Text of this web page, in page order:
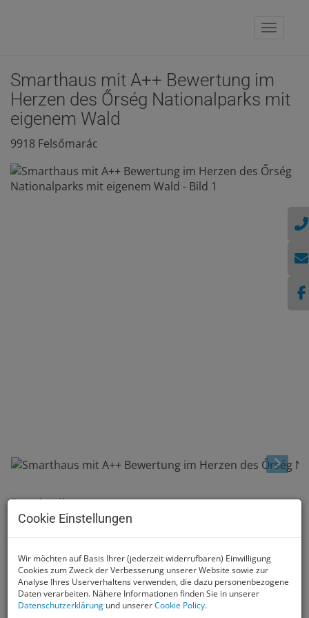
Smarthaus mit A++ Bewertung im
Herzen des Őrség Nationalparks mit
eigenem Wald
9918 Felsőmarác
Beschreibung
Smarthaus mit A++ Bewertung im
Herzen des Őrség Nationalparks
mit eigenem Wald
Cookie Einstellungen
Wir möchten auf Basis Ihrer (jederzeit widerrufbaren) Einwilligung
Cookies zum Zweck der Verbesserung unserer Website sowie zur
Analyse Ihres Userverhaltens verwenden, die dazu personenbezogene
Daten verarbeiten. Nähere Informationen finden Sie in unserer
Datenschutzerklärung und unsererCookie Policy.